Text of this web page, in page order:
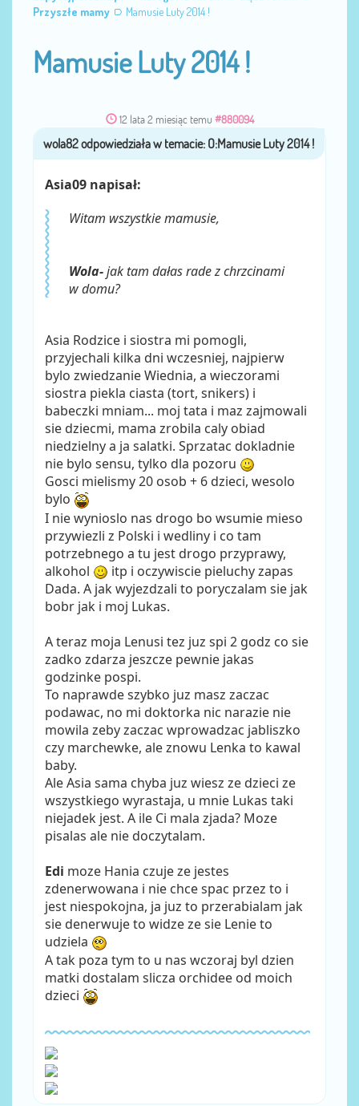
Przyszłe mamy
Mamusie Luty 2014 !
Mamusie Luty 2014 !
12 lata 2 miesiąc temu #880094
przezwola82
Asia09 napisał:
Witam wszystkie mamusie,
Wola-jak tam dałas rade z chrzcinami
w domu?
Asia Rodzice i siostra mi pomogli,
przyjechali kilka dni wczesniej, najpierw
bylo zwiedzanie Wiednia, a wieczorami
siostra piekla ciasta (tort, snikers) i
babeczki mniam... moj tata i maz zajmowali
sie dziecmi, mama zrobila caly obiad
niedzielny a ja salatki. Sprzatac dokladnie
nie bylo sensu, tylko dla pozoru
Gosci mielismy 20 osob + 6 dzieci, wesolo
bylo
I nie wynioslo nas drogo bo wsumie mieso
przywiezli z Polski i wedliny i co tam
potrzebnego a tu jest drogo przyprawy,
alkohol
itp i oczywiscie pieluchy zapas
Dada. A jak wyjezdzali to poryczalam sie jak
bobr jak i moj Lukas.
A teraz moja Lenusi tez juz spi 2 godz co sie
zadko zdarza jeszcze pewnie jakas
godzinke pospi.
To naprawde szybko juz masz zaczac
podawac, no mi doktorka nic narazie nie
mowila zeby zaczac wprowadzac jabliszko
czy marchewke, ale znowu Lenka to kawal
baby.
Ale Asia sama chyba juz wiesz ze dzieci ze
wszystkiego wyrastaja, u mnie Lukas taki
niejadek jest. A ile Ci mala zjada? Moze
pisalas ale nie doczytalam.
Edi moze Hania czuje ze jestes
zdenerwowana i nie chce spac przez to i
jest niespokojna, ja juz to przerabialam jak
sie denerwuje to widze ze sie Lenie to
udziela
A tak poza tym to u nas wczoraj byl dzien
matki dostalam slicza orchidee od moich
dzieci